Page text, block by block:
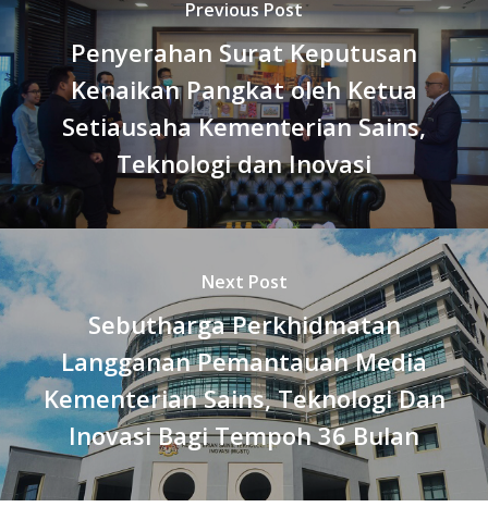
Previous Post
Penyerahan Surat Keputusan
Kenaikan Pangkat oleh Ketua
Setiausaha Kementerian Sains,
Teknologi dan Inovasi
Next Post
Sebutharga Perkhidmatan
Langganan Pemantauan Media
Kementerian Sains, Teknologi Dan
Inovasi Bagi Tempoh 36 Bulan